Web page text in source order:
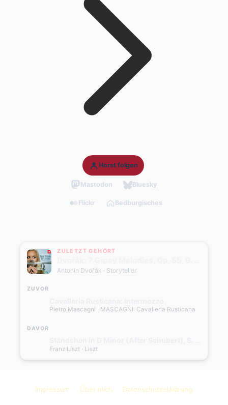
Horst folgen
Mastodon Bluesky
Flickr Bedburgisches
ZULETZT GEHÖRT
Antonín Dvořák · Storyteller
ZUVOR
Pietro Mascagni · MASCAGNI: Cavalleria Rusticana
DAVOR
Franz Liszt · Liszt
Impressum Über mich Datenschutzerklärung